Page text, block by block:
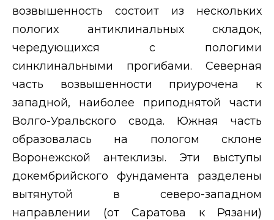
возвышенность состоит из нескольких
пологих антиклинальных складок,
чередующихся с пологими
синклинальными прогибами. Северная
часть возвышенности приурочена к
западной, наиболее приподнятой части
Волго-Уральского свода. Южная часть
образовалась на пологом склоне
Воронежской антеклизы. Эти выступы
докембрийского фундамента разделены
вытянутой в северо-западном
направлении (от Саратова к Рязани)